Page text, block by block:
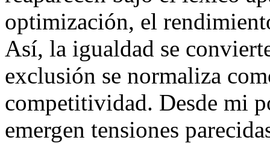
optimización, el
Así, la igualdad se
exclusión se normaliza
competitividad. Desde mi
emergen tensiones